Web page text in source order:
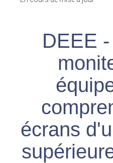
DEEE
écrans